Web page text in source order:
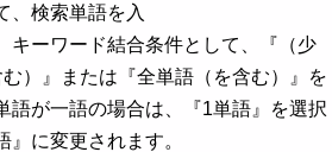
、検索単語を入
キーワード結合条件として、『（少
）』または『全単語（を含む）』を
語が一語の場合は、『1単語』を選択
』に変更されます。